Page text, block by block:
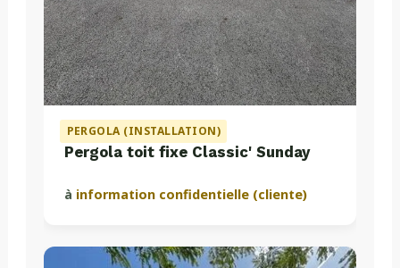
PERGOLA (INSTALLATION)
Pergola toit fixe Classic' Sunday
à information confidentielle (cliente)